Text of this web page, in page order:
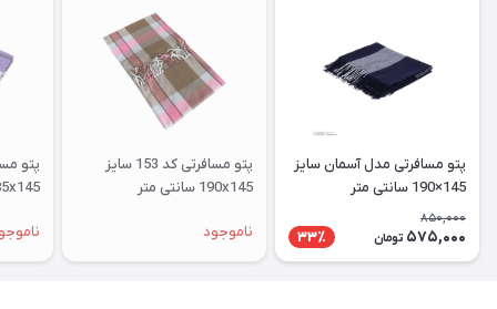
پتو مسافرتی مدل آسمان سایز
145×190 سانتی متر
850,000
575,000 تومان 33٪
پتو مسافرتی کد 153 سایز
190x145 سانتی متر
ناموجود
185x145 سانتی متر